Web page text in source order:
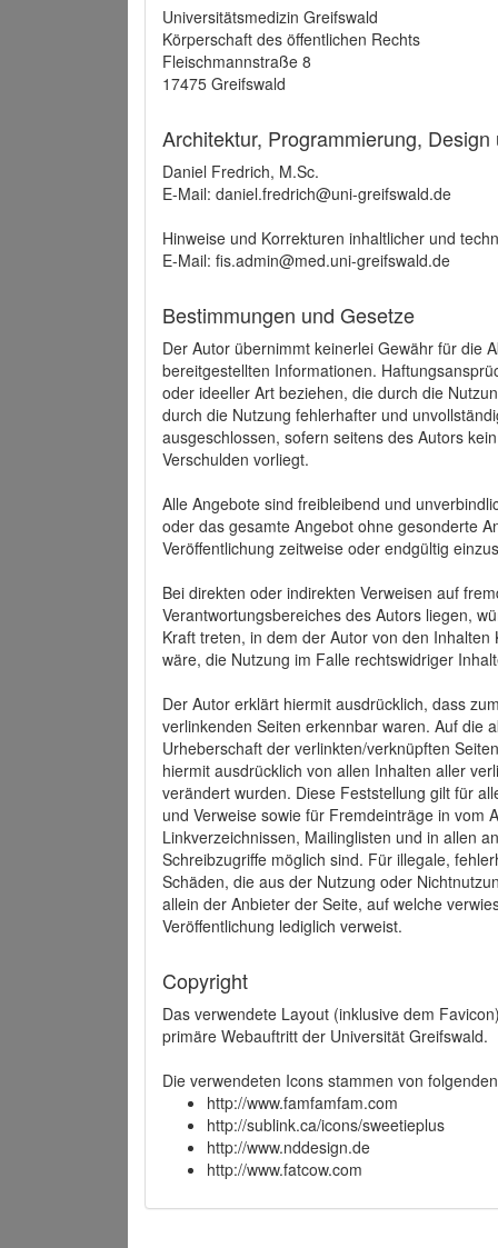
Universitätsmedizin Greifswald
Körperschaft des öffentlichen Rechts
Fleischmannstraße 8
17475 Greifswald
Architektur, Programmierung,
Daniel Fredrich, M.Sc.
E-Mail: daniel.fredrich@uni-greifswald.de
Hinweise und Korrekturen inhaltlicher und
E-Mail: fis.admin@med.uni-greifswald.de
Bestimmungen und Gesetze
Der Autor übernimmt keinerlei Gewähr für die
bereitgestellten Informationen.
oder ideeller Art beziehen, die durch die
durch die Nutzung fehlerhafter und
ausgeschlossen, sofern seitens des Autors
Verschulden vorliegt.
Alle Angebote sind freibleibend und
oder das gesamte Angebot ohne gesonderte
Veröffentlichung zeitweise oder endgültig
Bei direkten oder indirekten Verweisen auf
Verantwortungsbereiches des Autors liegen,
Kraft treten, in dem der Autor von den
wäre, die Nutzung im Falle rechtswidriger
Der Autor erklärt hiermit ausdrücklich, dass
verlinkenden Seiten erkennbar waren. Auf die
Urheberschaft der verlinkten/verknüpften
hiermit ausdrücklich von allen Inhalten aller
verändert wurden. Diese Feststellung gilt für
und Verweise sowie für Fremdeinträge in vom
Linkverzeichnissen, Mailinglisten und in allen
Schreibzugriffe möglich sind. Für illegale,
Schäden, die aus der Nutzung oder
allein der Anbieter der Seite, auf welche
Veröffentlichung lediglich verweist.
Copyright
Das verwendete Layout (inklusive dem
primäre Webauftritt der Universität Greifswald.
Die verwendeten Icons stammen von
http://www.famfamfam.com
http://sublink.ca/icons/sweetieplus
http://www.nddesign.de
http://www.fatcow.com